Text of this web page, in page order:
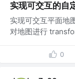
实现可交互的自
实现可交互平面地
对地图进行
0